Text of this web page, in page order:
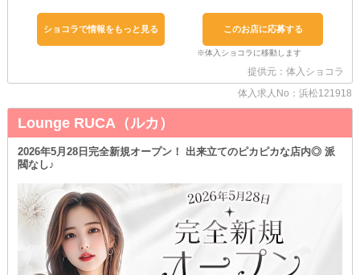
◆お休みの日をうまく使って稼げる◆
【ヒビキ】は《土曜日》も元気に営業中！
学校や会社の都合で平日に入れなくても安心です◎
自分のライフスタイルに合わせた働き方で、無理なく続けられます
＼気になった子は体験入店へ！／
稼ぎながらお店のこともチェックができるため、まさに一石二鳥♡
しかも、体入は《複数回》可能だから、一度で確認しきれない時も
心配いりません！
れますよ♪
ショコラで情報をもっと見る このお店に応募する
提供元：体入ショコラ
体入求人No：浜松121918
Lounge RUCA（ルカ）
2026年5月28日完全新規オープン！ 出来立てのピカピカな店内◎ 派
閥なし♪